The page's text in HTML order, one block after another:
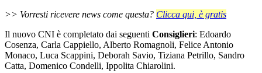
>> Vorresti ricevere news come questa? Clicca qui, è gratis
Il nuovo CNI è completato dai seguenti Consiglieri: Edoardo
Cosenza, Carla Cappiello, Alberto Romagnoli, Felice Antonio
Monaco, Luca Scappini, Deborah Savio, Tiziana Petrillo, Sandro
Catta, Domenico Condelli, Ippolita Chiarolini.